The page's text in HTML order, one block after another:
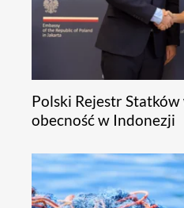
Polski Rejestr
obecność w Indonezji